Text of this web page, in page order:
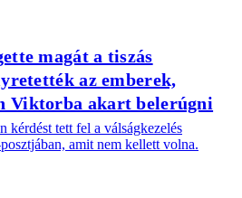
magát a tiszás
az emberek,
Viktorba akart belerúgni
kérdést tett fel a válságkezelés
amit nem kellett volna.